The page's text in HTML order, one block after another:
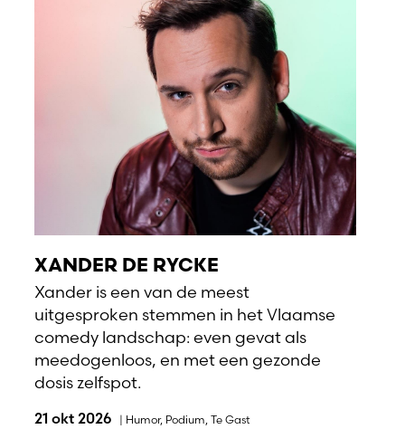
XANDER DE RYCKE
Xander is een van de meest
uitgesproken stemmen in het Vlaamse
comedy landschap: even gevat als
meedogenloos, en met een gezonde
dosis zelfspot.
21 okt 2026 | Humor, Podium, Te Gast